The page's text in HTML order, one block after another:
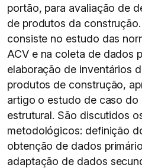
portão, para avaliação de
de produtos da
consiste no estudo das
ACV e na coleta de dados
elaboração de inventários
produtos de construção,
artigo o estudo de caso
estrutural. São discutidos
metodológicos: definição
obtenção de dados
adaptação de dados